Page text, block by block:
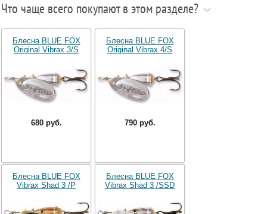
Что чаще всего покупают в этом разделе?
Блесна BLUE FOX
Original Vibrax 3/S
680 руб.
Блесна BLUE FOX
Original Vibrax 4/S
790 руб.
Блесна BLUE FOX
Vibrax Shad 3 /P
Блесна BLUE FOX
Vibrax Shad 3 /SSD